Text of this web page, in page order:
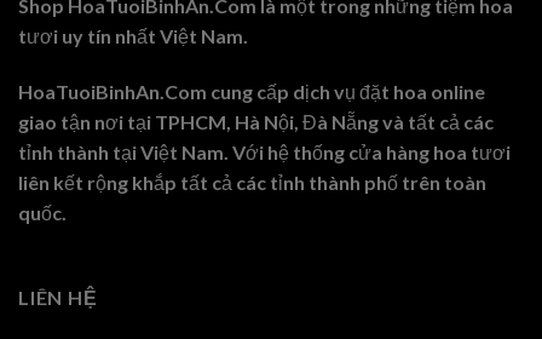
Shop HoaTuoiBinhAn.Com là một trong những tiệm hoa
tươi uy tín nhất Việt Nam.
HoaTuoiBinhAn.Com cung cấp dịch vụ đặt hoa online
giao tận nơi tại TPHCM, Hà Nội, Đà Nẵng và tất cả các
tỉnh thành tại Việt Nam. Với hệ thống cửa hàng hoa tươi
liên kết rộng khắp tất cả các tỉnh thành phố trên toàn
quốc.
LIÊN HỆ